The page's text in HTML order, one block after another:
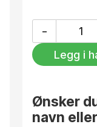
blå, gul og
-
Hamam
Bomullsveske
antall
Legg i
Ønsker
navn